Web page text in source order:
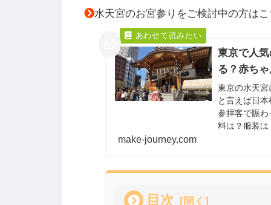
水天宮のお宮参りをご検討中の方は
東京で人
る？赤ち
東京の水天
と言えば日
参拝客で賑
料は？服装
make-journey.com
目次